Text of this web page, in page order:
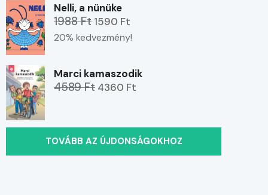
Nelli, a nünüke
1988 Ft 1590 Ft
20% kedvezmény!
Marci kamaszodik
4589 Ft 4360 Ft
TOVÁBB AZ ÚJDONSÁGOKHOZ